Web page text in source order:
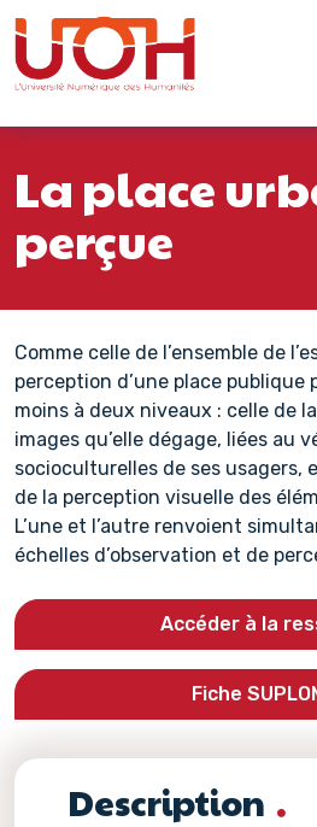
Passer au contenu
Navigation principale
La place
perçue
Comme celle de l’ensemble de
perception d’une place
moins à deux niveaux : celle de
images qu’elle dégage, liées au
socioculturelles de ses usagers,
de la perception visuelle des
L’une et l’autre renvoient
échelles d’observation et de
Accéder à la
Fiche
Description